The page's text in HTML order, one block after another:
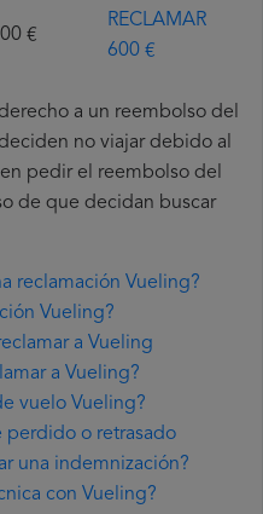
€
RECLAMAR
600 €
a un reembolso del
no viajar debido al
pedir el reembolso del
de que decidan buscar
reclamación Vueling?
Vueling?
a Vueling
a Vueling?
vuelo Vueling?
perdido o retrasado
una indemnización?
con Vueling?